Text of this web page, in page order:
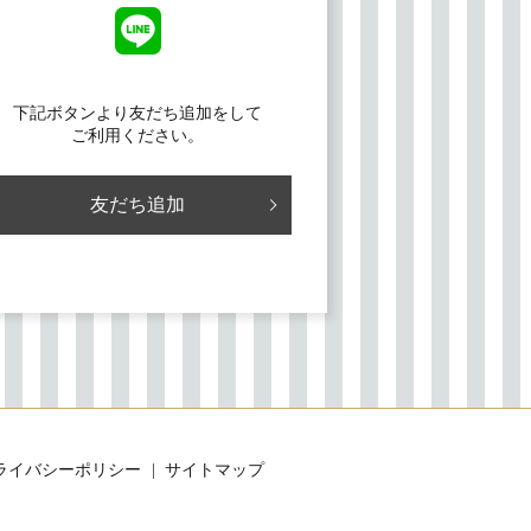
下記ボタンより友だち追加をして
ご利用ください。
友だち追加
イバシーポリシー サイトマップ